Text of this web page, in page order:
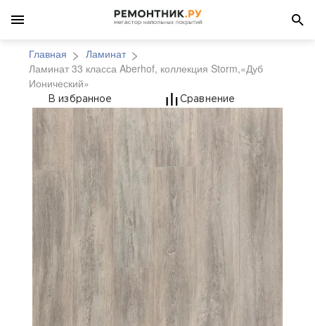
Главная
Ламинат
Ламинат 33 класса Aberhof, коллекция Storm,«Дуб
Ионический»
Ламинат 33 класса
В избранное Сравнение